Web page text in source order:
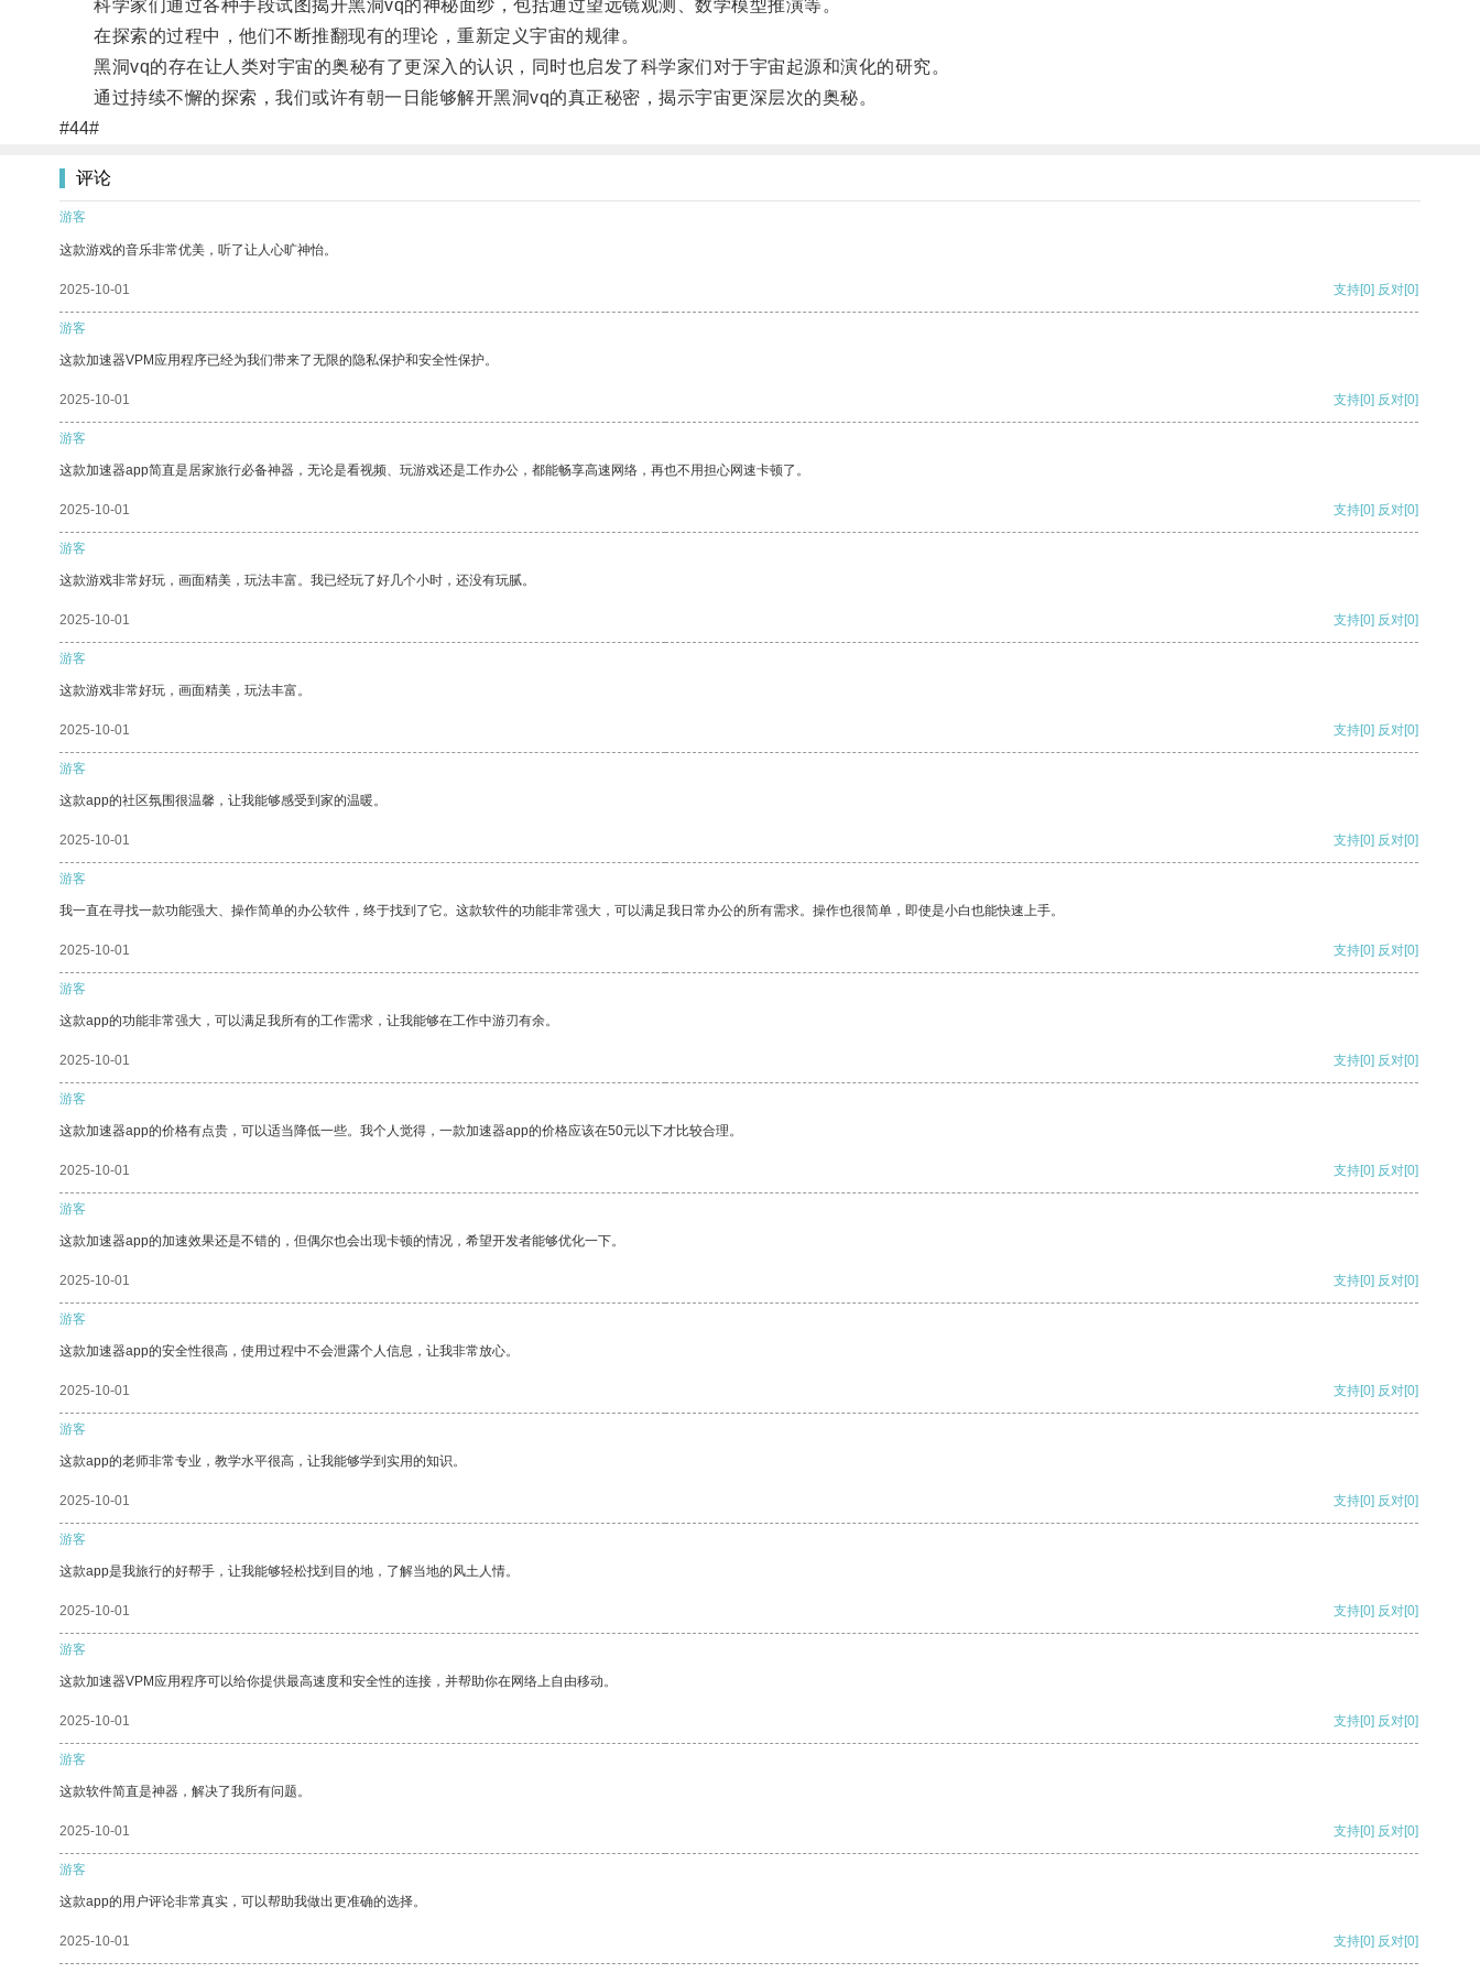
科学家们通过各种手段试图揭开黑洞vq的神秘面纱，包括通过望远镜观测、数学模型推演等。
在探索的过程中，他们不断推翻现有的理论，重新定义宇宙的规律。
黑洞vq的存在让人类对宇宙的奥秘有了更深入的认识，同时也启发了科学家们对于宇宙起源和演化的研究。
通过持续不懈的探索，我们或许有朝一日能够解开黑洞vq的真正秘密，揭示宇宙更深层次的奥秘。
#44#
评论
游客
这款游戏的音乐非常优美，听了让人心旷神怡。
2025-10-01 支持[0] 反对[0]
游客
这款加速器VPM应用程序已经为我们带来了无限的隐私保护和安全性保护。
2025-10-01 支持[0] 反对[0]
游客
这款加速器app简直是居家旅行必备神器，无论是看视频、玩游戏还是工作办公，都能畅享高速网络，再也不用担心网速卡顿了。
2025-10-01 支持[0] 反对[0]
游客
这款游戏非常好玩，画面精美，玩法丰富。我已经玩了好几个小时，还没有玩腻。
2025-10-01 支持[0] 反对[0]
游客
这款游戏非常好玩，画面精美，玩法丰富。
2025-10-01 支持[0] 反对[0]
游客
这款app的社区氛围很温馨，让我能够感受到家的温暖。
2025-10-01 支持[0] 反对[0]
游客
我一直在寻找一款功能强大、操作简单的办公软件，终于找到了它。这款软件的功能非常强大，可以满足我日常办公的所有需求。操作也很简单，即使是小白也能快速上手。
2025-10-01 支持[0] 反对[0]
游客
这款app的功能非常强大，可以满足我所有的工作需求，让我能够在工作中游刃有余。
2025-10-01 支持[0] 反对[0]
游客
这款加速器app的价格有点贵，可以适当降低一些。我个人觉得，一款加速器app的价格应该在50元以下才比较合理。
2025-10-01 支持[0] 反对[0]
游客
这款加速器app的加速效果还是不错的，但偶尔也会出现卡顿的情况，希望开发者能够优化一下。
2025-10-01 支持[0] 反对[0]
游客
这款加速器app的安全性很高，使用过程中不会泄露个人信息，让我非常放心。
2025-10-01 支持[0] 反对[0]
游客
这款app的老师非常专业，教学水平很高，让我能够学到实用的知识。
2025-10-01 支持[0] 反对[0]
游客
这款app是我旅行的好帮手，让我能够轻松找到目的地，了解当地的风土人情。
2025-10-01 支持[0] 反对[0]
游客
这款加速器VPM应用程序可以给你提供最高速度和安全性的连接，并帮助你在网络上自由移动。
2025-10-01 支持[0] 反对[0]
游客
这款软件简直是神器，解决了我所有问题。
2025-10-01 支持[0] 反对[0]
游客
这款app的用户评论非常真实，可以帮助我做出更准确的选择。
2025-10-01 支持[0] 反对[0]